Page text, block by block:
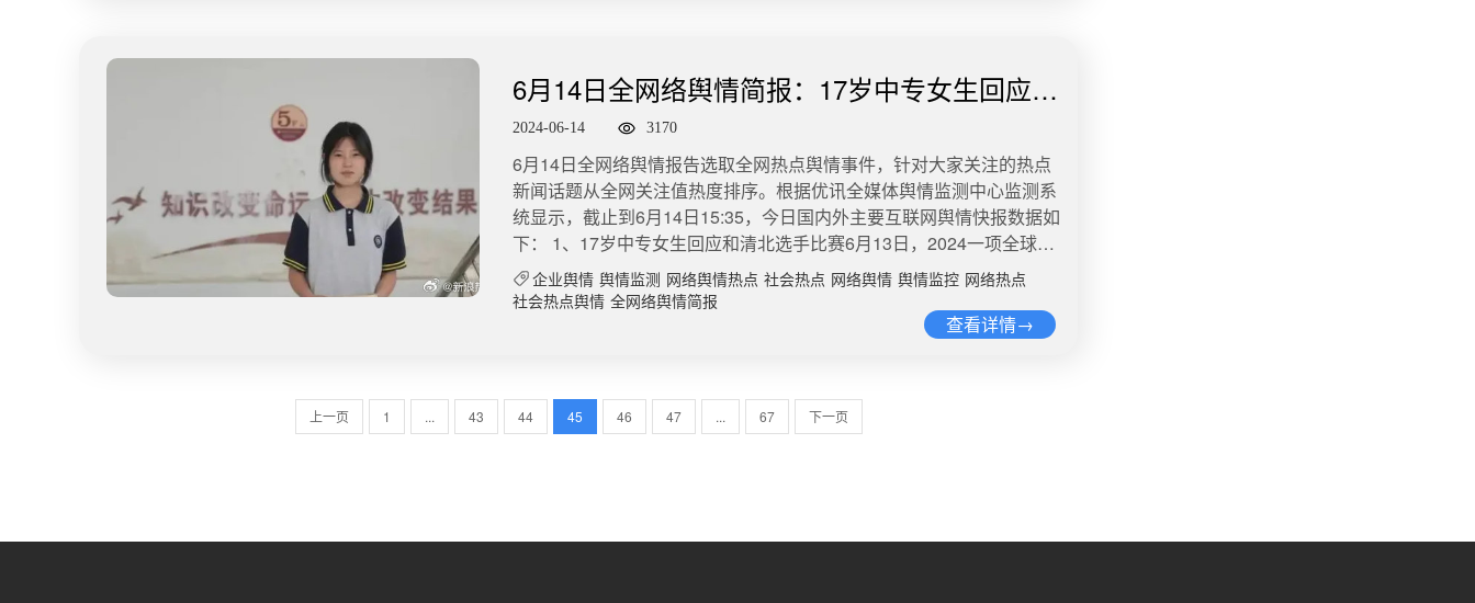
投诉称，所谓优先服务是怎么优先，究竟能快多少并不明确，保鲜费支
付得不明不白。刚刚入局生鲜寄递的菜鸟速递则宣布推出生鲜平价寄，
了确保在时效内送达的基础服务，不应该额外收取费用。微博舆情热
度：阅读量771.9万 讨论量1284
40岁男性人口比女性多1752万人据长期追踪结婚登记数据的人口学专
家何亚福分析，2024年一季度结婚登记数据下滑的原因，首先是年轻人
数量下降。七普数据显示，中国80后、90后、00后的存活人口分别为
2.15亿、1.78亿、1.55亿。其次是适婚人口性别比失衡，20-40岁男性
人口比女性多了1752万人。这些结构性问题，在很大程度上决定了中国
未来人口形势的发展。#不结婚的年轻人重伤糖果业#此外，初婚年龄推
迟也是重要原因。根据人口普查数据，2010年中国平均初婚年龄男性为
25.75岁，女性为24岁；2020年平均初婚年龄男性上升到29.38岁，女
性上升到27.95岁。结婚成本过高，经济压力过大，以及婚育观念的改
变，也在影响人们的婚育行为。当今社会，买房已经成为很多人结婚的
必备条件之一，部分大城市的房价早已超出普通工薪阶层的经济承受能
面）微博舆情热度：阅读量4631万 讨论量1.5万​4、男子用AI伪造学生
同事近7000张裸照犯罪嫌疑人白某某，原本是一家互联网公司的技术
天中午，南方医科大学发布回应：学校正在向相关单位了解核实情况，
后续将跟进处理。当天下午，@现代快报 记者联系上了南方医科大学南
处理结果被认定为教学差错，属于最轻的一档。俞莉老师对此处理结果
应该是比较认可的。该工作人员还表示，这名患者本身就住在医院，俞
莉老师在不在，患者的救治都是能够得到保障的。即便有突发情况，可
以打电话报备下。微博舆情热度：阅读量3817万 讨论量1万​​3、20元乳
胶枕加个枕套敢卖1000元#总台财经调查#曝光，有消费者购买的乳胶
床垫，使用不到20天就粉化。温州一家乳胶制品公司的工作人员坦言，
厂房里堆放的紫色、棕色、黑色的乳胶床垫、枕头，就是专供旅游景区
20元乳胶枕，被客户加个号称有磁场的枕套，卖了1000多元，“就是被
忽悠去了”！微博舆情热度：阅读量3564.4万 讨论量5917​4、记者卧底
清洗地面的脏水混在鸭肠中，工人直接用脚踩洗鹅肠，甚至还有工人将
6月14日全网络舆情简报：17岁中专女生回应和
清北选手比赛
2024-06-14 3170
​​6月14日全网络舆情报告选取全网热点舆情事件，针对大家关注的热点
新闻话题从全网关注值热度排序。根据优讯全媒体舆情监测中心监测系
统显示，截止到6月14日15:35，今日国内外主要互联网舆情快报数据如
下： 1、17岁中专女生回应和清北选手比赛6月13日，2024一项全球数
学竞赛公布决赛名单。来自全球各地的801名数学高手成功晋级。排在
第12位的姜萍显得有些特别：姜萍是该比赛举办以来首位闯进决赛的中
专在读生。排在她前面的选手均来自北京大学、清华大学、剑桥大学、
手吗？”姜萍回答：“我不知道其他是什么人，我感觉他们厉害死了，我
感觉他们很强，我感觉真的好离谱啊。”（中国新闻网）微博舆情热
企业舆情 舆情监测 网络舆情热点 社会热点 网络舆情 舆情监控 网络热点
社会热点舆情 全网络舆情简报
查看详情→
上一页 1 ... 43 44 45 46 47 ... 67 下一页